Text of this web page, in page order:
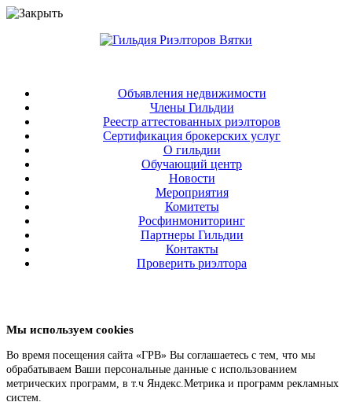
Объявления недвижимости
Члены Гильдии
Реестр аттестованных риэлторов
Сертификация брокерских услуг
О гильдии
Обучающий центр
Новости
Мероприятия
Комитеты
Росфинмониторинг
Партнеры Гильдии
Контакты
Проверить риэлтора
Мы используем cookies
Во время посещения сайта «ГРВ» Вы соглашаетесь с тем, что мы
обрабатываем Ваши персональные данные с использованием
метрических программ, в т.ч Яндекс.Метрика и программ рекламных
систем.